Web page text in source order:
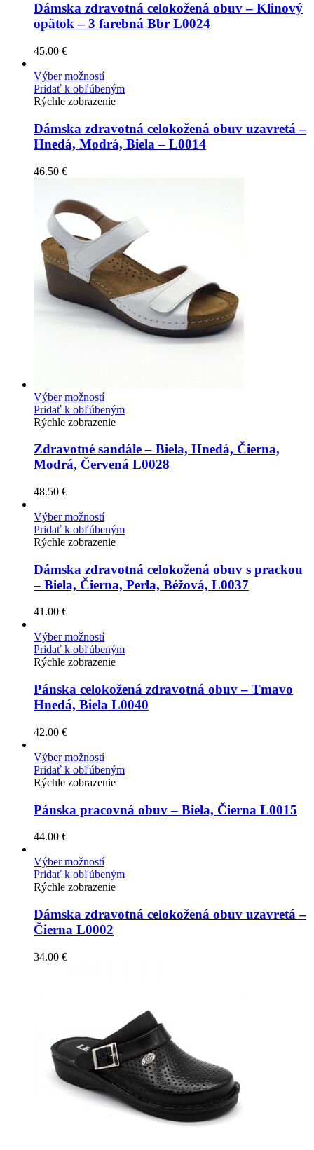
Dámska zdravotná celokožená obuv – Klinový
opätok – 3 farebná Bbr L0024
45.00 €
Výber možností
Pridať k obľúbeným
Rýchle zobrazenie
Dámska zdravotná celokožená obuv uzavretá –
Hnedá, Modrá, Biela – L0014
46.50 €
Výber možností
Pridať k obľúbeným
Rýchle zobrazenie
Zdravotné sandále – Biela, Hnedá, Čierna,
Modrá, Červená L0028
48.50 €
Výber možností
Pridať k obľúbeným
Rýchle zobrazenie
Dámska zdravotná celokožená obuv s prackou
– Biela, Čierna, Perla, Béžová, L0037
41.00 €
Výber možností
Pridať k obľúbeným
Rýchle zobrazenie
Pánska celokožená zdravotná obuv – Tmavo
Hnedá, Biela L0040
42.00 €
Výber možností
Pridať k obľúbeným
Rýchle zobrazenie
Pánska pracovná obuv – Biela, Čierna L0015
44.00 €
Výber možností
Pridať k obľúbeným
Rýchle zobrazenie
Dámska zdravotná celokožená obuv uzavretá –
Čierna L0002
34.00 €